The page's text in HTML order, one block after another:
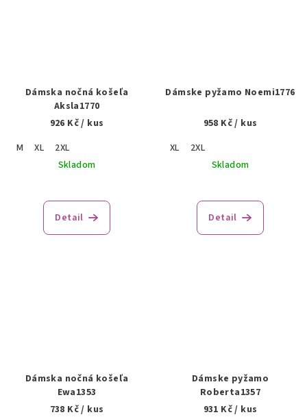
Dámska nočná košeľa
Aksla1770
926 Kč/ kus
M
XL
2XL
Skladom
Detail
Dámske pyžamo Noemi1776
958 Kč/ kus
XL
2XL
Skladom
Detail
Dámska nočná košeľa
Ewa1353
738 Kč/ kus
Dámske pyžamo
Roberta1357
931 Kč/ kus